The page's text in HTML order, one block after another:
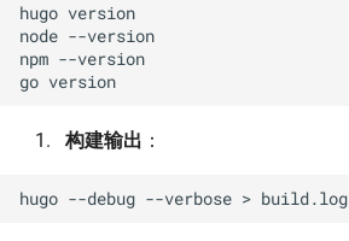
hugo version
node --version
npm --version
go
构建输出 ：
hugo --debug --verbose > build.log